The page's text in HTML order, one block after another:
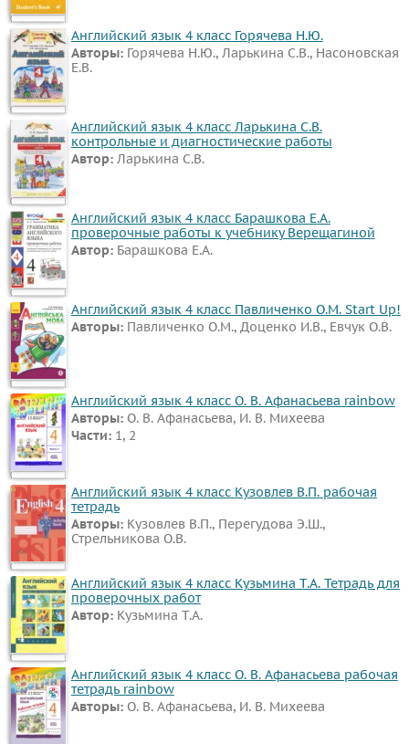
Английский язык 4 класс Горячева Н.Ю.
Авторы: Горячева Н.Ю., Ларькина С.В., Насоновская
Е.В.
Английский язык 4 класс Ларькина С.В.
контрольные и диагностические работы
Автор: Ларькина С.В.
Английский язык 4 класс Барашкова Е.А.
проверочные работы к учебнику Верещагиной
Автор: Барашкова Е.А.
Английский язык 4 класс Павличенко О.М. Start Up!
Авторы: Павличенко О.М., Доценко И.В., Евчук О.В.
Английский язык 4 класс О. В. Афанасьева rainbow
Авторы: О. В. Афанасьева, И. В. Михеева
Части: 1, 2
Английский язык 4 класс Кузовлев В.П. рабочая
тетрадь
Авторы: Кузовлев В.П., Перегудова Э.Ш.,
Стрельникова О.В.
Английский язык 4 класс Кузьмина Т.А. Тетрадь для
проверочных работ
Автор: Кузьмина Т.А.
Английский язык 4 класс О. В. Афанасьева рабочая
тетрадь rainbow
Авторы: О. В. Афанасьева, И. В. Михеева